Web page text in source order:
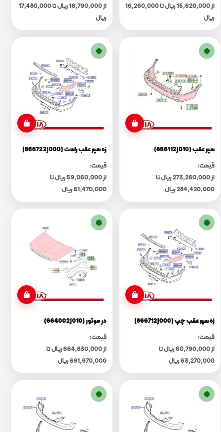
از 15,620,000 ریال تا 16,260,000
ریال
از 16,790,000 ریال تا 17,480,000
ریال
سپر عقب (866112J010)
قیمت:
از 273,260,000 ریال تا
284,420,000 ریال
زه سپر عقب راست (866722J000)
قیمت:
از 59,060,000 ریال تا
61,470,000 ریال
زه سپر عقب چپ (866712J000)
قیمت:
از 60,790,000 ریال تا
63,270,000 ریال
در موتور (664002J010)
قیمت:
از 664,830,000 ریال تا
691,970,000 ریال